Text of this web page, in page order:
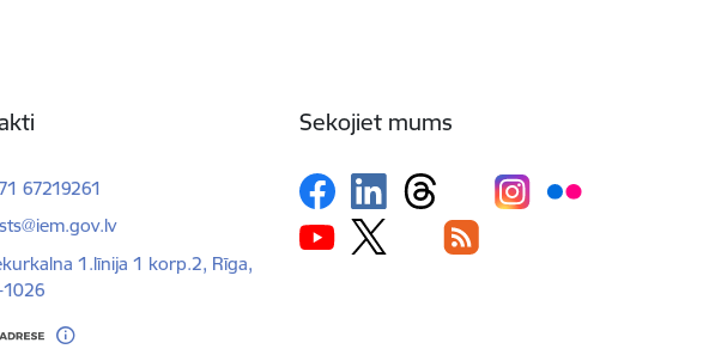
67219261
1.līnija 1 korp.2, Rīga,
1026
Sekojiet mums